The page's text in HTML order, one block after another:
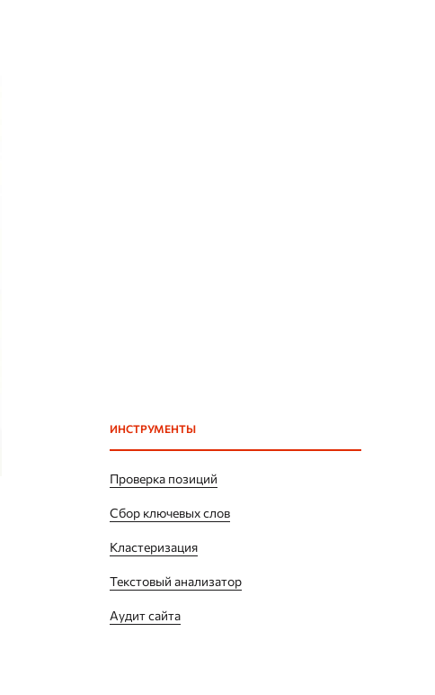
ИНСТРУМЕНТЫ
Проверка позиций
Сбор ключевых слов
Кластеризация
Текстовый анализатор
Аудит сайта